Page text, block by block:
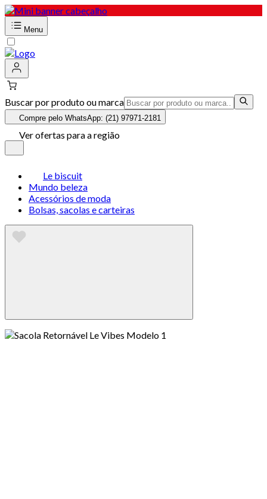
Menu
Buscar por produto ou marca
Compre pelo WhatsApp: (21) 97971-2181
Ver ofertas para a região
Le biscuit
Mundo beleza
Acessórios de moda
Bolsas, sacolas e carteiras